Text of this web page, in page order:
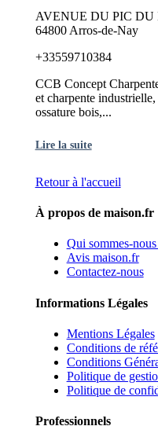
AVENUE DU PIC DU
64800 Arros-de-Nay
+33559710384
CCB Concept
et charpente
ossature bois,...
Lire la suite
Retour à l'accueil
À propos de maison.fr
Qui sommes-nous
Avis maison.fr
Contactez-nous
Informations Légales
Mentions Légales
Conditions de
Conditions
Politique de
Politique de
Professionnels